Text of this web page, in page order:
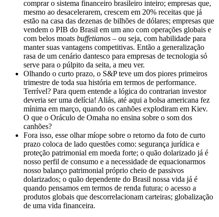
comprar o sistema financeiro brasileiro inteiro; empresas que,
mesmo ao desacelerarem, crescem em 20% receitas que já
estão na casa das dezenas de bilhões de dólares; empresas que
vendem o PIB do Brasil em um ano com operações globais e
com belos moats buffetianos – ou seja, com habilidade para
manter suas vantagens competitivas. Então a generalização
rasa de um cenário dantesco para empresas de tecnologia só
serve para o púlpito da seita, a meu ver.
Olhando o curto prazo, o S&P teve um dos piores primeiros
trimestre de toda sua história em termos de performance.
Terrível? Para quem entende a lógica do contrarian investor
deveria ser uma delícia! Aliás, até aqui a bolsa americana fez
mínima em março, quando os canhões explodiram em Kiev.
O que o Oráculo de Omaha no ensina sobre o som dos
canhões?
Fora isso, esse olhar míope sobre o retorno da foto de curto
prazo coloca de lado questões como: segurança jurídica e
proteção patrimonial em moeda forte; o quão dolarizado já é
nosso perfil de consumo e a necessidade de equacionarmos
nosso balanço patrimonial próprio cheio de passivos
dolarizados; o quão dependente do Brasil nossa vida já é
quando pensamos em termos de renda futura; o acesso a
produtos globais que descorrelacionam carteiras; globalização
de uma vida financeira.